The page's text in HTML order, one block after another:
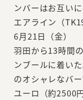
ンバーはお互い
エアライン（
6月21日（金）
羽田から13時間
ンブールに着い
のオシャレなバ
ユーロ（約2500